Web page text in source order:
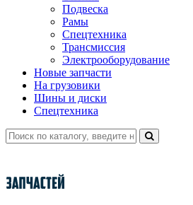
Подвеска
Рамы
Спецтехника
Трансмиссия
Электрооборудование
Новые запчасти
На грузовики
Шины и диски
Спецтехника